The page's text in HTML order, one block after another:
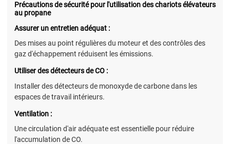
Précautions de sécurité pour l'utilisation des chariots élévateurs
au propane
Assurer un entretien adéquat :
Des mises au point régulières du moteur et des contrôles des
gaz d'échappement réduisent les émissions.
Utiliser des détecteurs de CO :
Installer des détecteurs de monoxyde de carbone dans les
espaces de travail intérieurs.
Ventilation :
Une circulation d'air adéquate est essentielle pour réduire
l'accumulation de CO.